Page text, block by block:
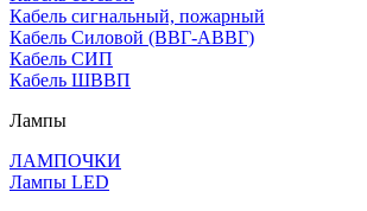
Кабель сигнальный, пожарный
Кабель Силовой (ВВГ-АВВГ)
Кабель СИП
Кабель ШВВП
Лампы
ЛАМПОЧКИ
Лампы LED